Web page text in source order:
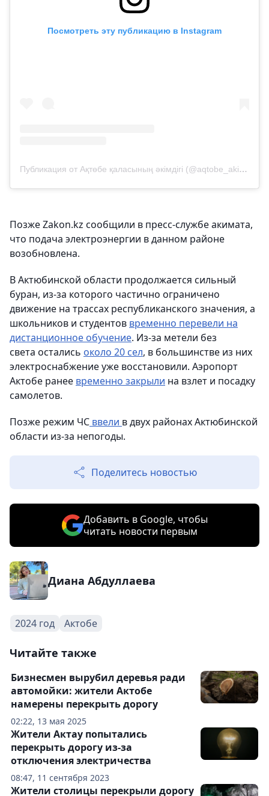
Посмотреть эту публикацию в Instagram
Публикация от Ақтөбе қаласының әкімдігi (@aqtobe_akimat)
Позже Zakon.kz сообщили в пресс-службе акимата,
что подача электроэнергии в данном районе
возобновлена.
В Актюбинской области продолжается сильный
буран, из-за которого частично ограничено
движение на трассах республиканского значения, а
школьников и студентов временно перевели на
дистанционное обучение. Из-за метели без
света остались около 20 сел, в большинстве из них
электроснабжение уже восстановили. Аэропорт
Актобе ранее временно закрыли на взлет и посадку
самолетов.
Позже режим ЧС ввели в двух районах Актюбинской
области из-за непогоды.
Поделитесь новостью
Добавить в Google, чтобы
читать новости первым
Диана Абдуллаева
2024 год Актобе
Читайте также
02:22, 13 мая 2025
Бизнесмен вырубил деревья ради
автомойки: жители Актобе
намерены перекрыть дорогу
08:47, 11 сентября 2023
Жители Актау попытались
перекрыть дорогу из-за
отключения электричества
Жители столицы перекрыли дорогу